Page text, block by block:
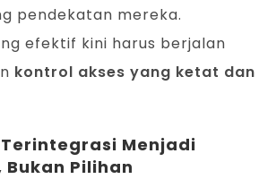
pendekatan mereka.
efektif kini harus berjalan
kontrol akses yang ketat dan
Menjadi
Pilihan